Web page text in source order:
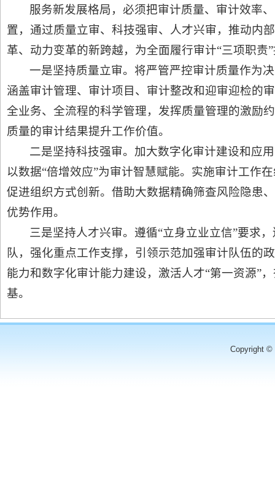
服务新发展格局，必须把审计质量、审计效率
置，通过质量立审、科技强审、人才兴审，推动内
革、动力变革的新跨越，为全面履行审计“三项职责
一是坚持质量立审。将严管严控审计质量作为
涵盖审计管理、审计项目、审计整改和迎审迎检的
全业务、全流程的科学管理，发挥质量管理的激励
质量的审计结果提升工作价值。
二是坚持科技强审。加大数字化审计建设和应
以数据“倍增效应”为审计智慧赋能。实施审计工作
促进组织方式创新。借助大数据精确筛查风险隐患
优势作用。
三是坚持人才兴审。遵循“立身立业立信”要求
队，强化重点工作支撑，引领示范加强审计队伍的
能力和数字化审计能力建设，激活人才“第一资源”
基。
Copyright ©